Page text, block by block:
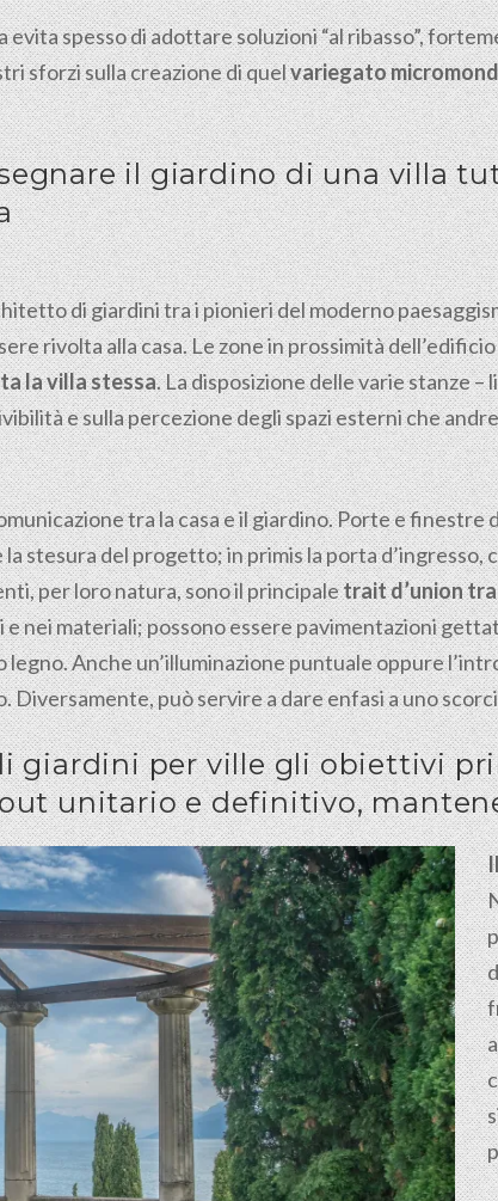
spesso di adottare soluzioni “al ribasso”,
sforzi sulla creazione di quelvariegato
il giardino di una villa
di giardini tra i pionieri del moderno
rivolta alla casa. Le zone in prossimità
la villa stessa. La disposizione delle varie stanze
e sulla percezione degli spazi esterni che
tra la casa e il giardino. Porte e finestre
stesura del progetto; in primis la porta d’ingresso,
per loro natura, sono il principaletrait d’union
nei materiali; possono essere pavimentazioni
Anche un’illuminazione puntuale oppure
può servire a dare enfasi a uno
giardini per ville gli obiettivi
unitario e definitivo,